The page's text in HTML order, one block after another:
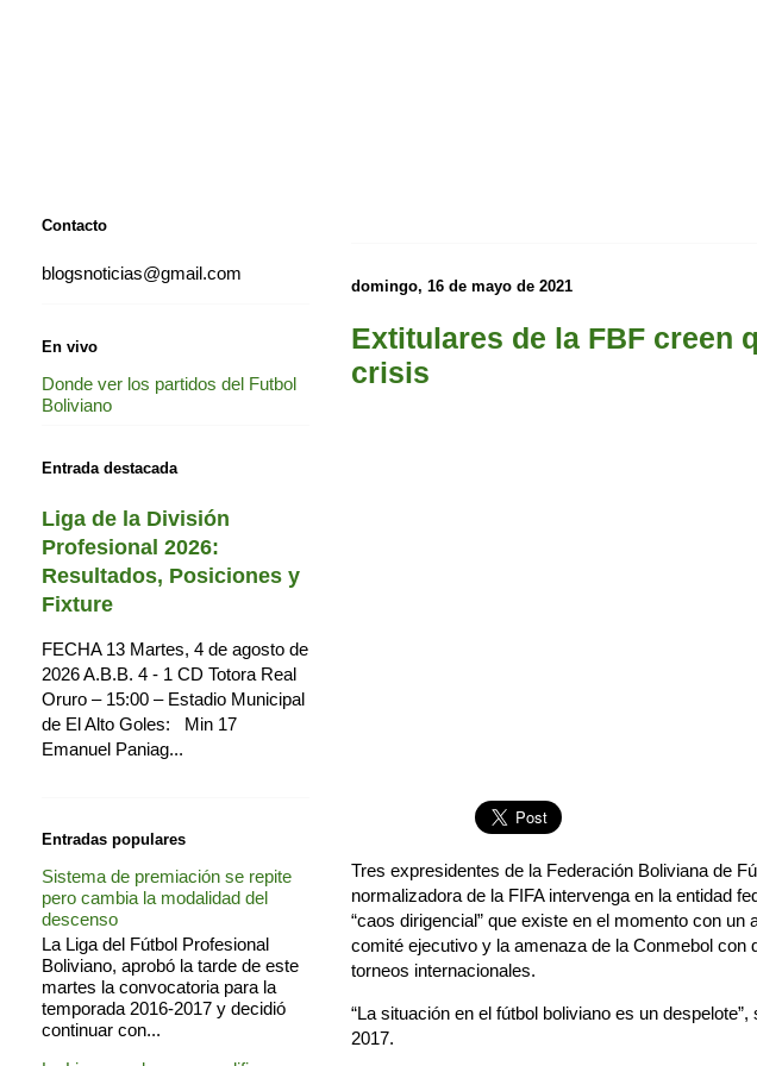
domingo, 16 de mayo de 2021
Extitulares de la FBF creen
crisis
Tres expresidentes de la Federación Boliviana de
normalizadora de la FIFA intervenga en la entidad
“caos dirigencial” que existe en el momento con
comité ejecutivo y la amenaza de la Conmebol con
torneos internacionales.
“La situación en el fútbol boliviano es un
2017.
Contacto
blogsnoticias@gmail.com
En vivo
Donde ver los partidos del Futbol
Boliviano
Entrada destacada
Liga de la División
Profesional 2026:
Resultados, Posiciones y
Fixture
FECHA 13 Martes, 4 de agosto de
2026 A.B.B. 4 - 1 CD Totora Real
Oruro – 15:00 – Estadio Municipal
de El Alto Goles: Min 17
Emanuel Paniag...
Entradas populares
Sistema de premiación se repite
pero cambia la modalidad del
descenso
La Liga del Fútbol Profesional
Boliviano, aprobó la tarde de este
martes la convocatoria para la
temporada 2016-2017 y decidió
continuar con...